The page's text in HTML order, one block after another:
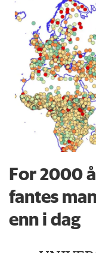
For 2000
fantes
enn i dag